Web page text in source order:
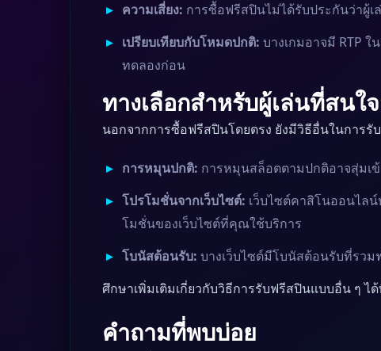
ความเสี่ยง: การซื้อฟรีสปินไม่ได้รับประกันว่าผู้
เปรียบเทียบกับโหมดปกติ: บางเกมอาจมี RTP
ทดลองก่อน
ทางเลือกสำหรับผู้เล่นที่สนใ
นอกจากการซื้อฟรีสปินโดยตรง ยังมีวิธีอื่นในการรั
การหมุนปกติ: การหมุนสล็อตตามปกติอาจสุ่มเข้
โปรโมชั่นจากเว็บไซต์: เว็บไซต์คาสิโนออนไล
โมชั่นของเว็บไซต์ที่คุณใช้บริการ
โบนัสต้อนรับ: บางเว็บไซต์มีโบนัสต้อนรับที่รวม
ศึกษาเพิ่มเติมเกี่ยวกับวิธีการรับฟรีสปินแบบอื่น ๆ ไ
คำถามที่พบบ่อย